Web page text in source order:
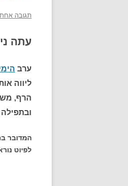
תגובה אחת
עתה
ערב
ליווה
הרף,
המדובר
לפיוט